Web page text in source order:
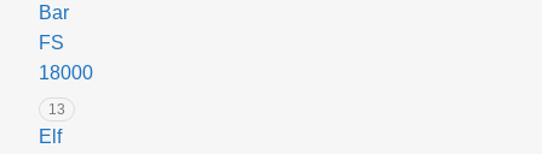
Bar
FS
18000
13
Elf